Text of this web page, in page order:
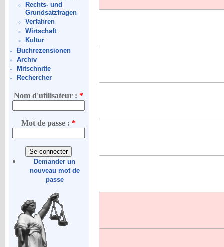
Rechts- und
Grundsatzfragen
Verfahren
Wirtschaft
Kultur
Buchrezensionen
Archiv
Mitschnitte
Rechercher
Nom d'utilisateur :*
Mot de passe :*
Demander un
nouveau mot de
passe